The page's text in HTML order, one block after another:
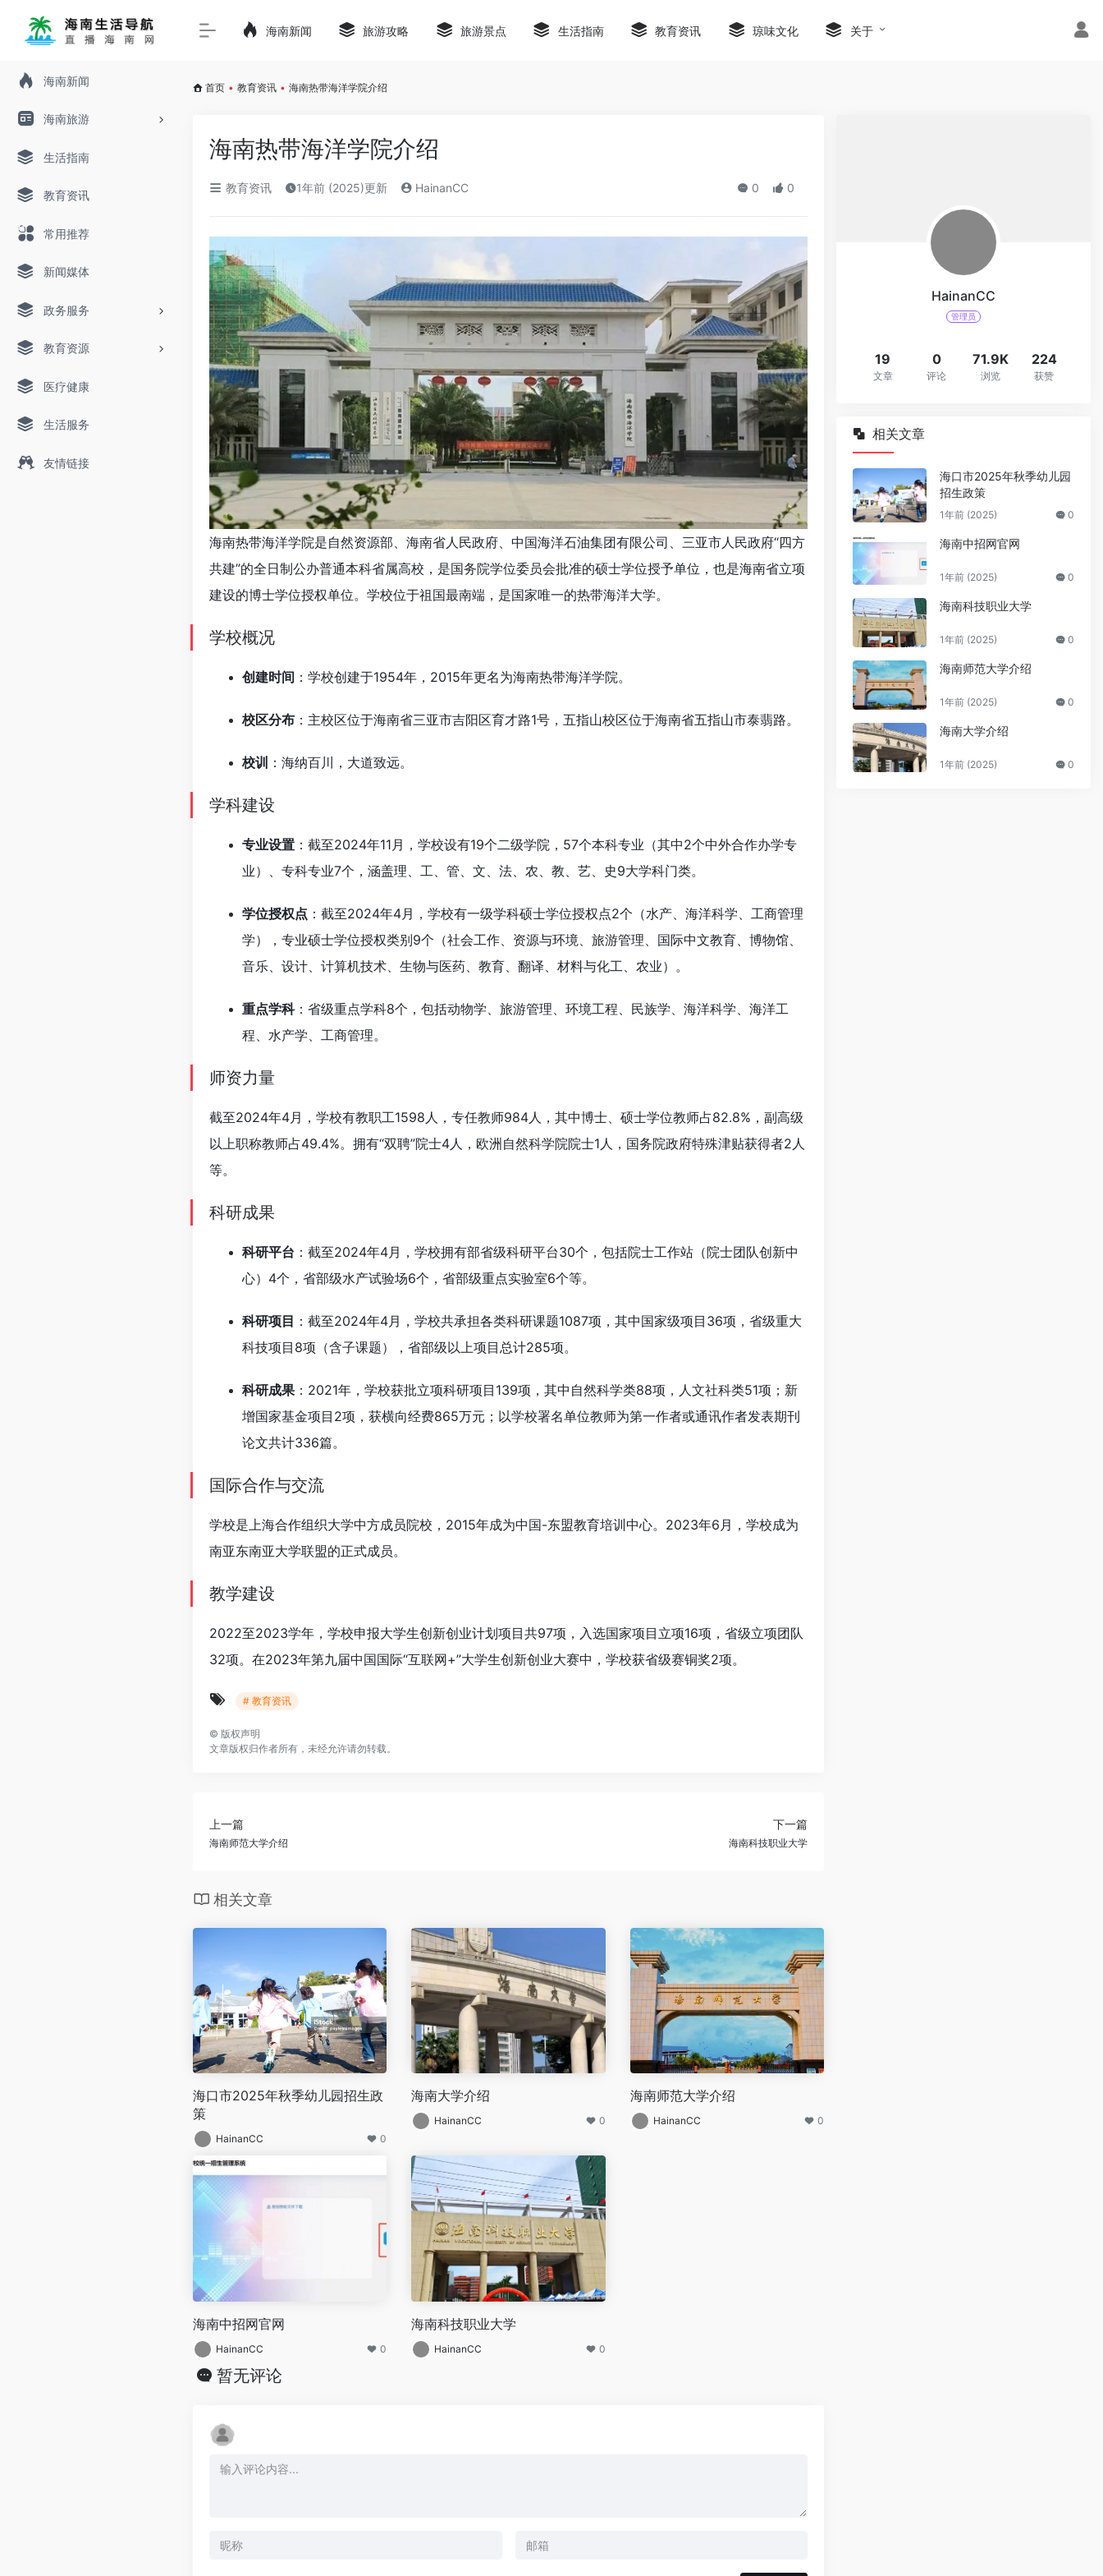
海南新闻
海南旅游
生活指南
教育资讯
常用推荐
新闻媒体
政务服务
教育资源
医疗健康
生活服务
友情链接
海南新闻 旅游攻略 旅游景点 生活指南 教育资讯 琼味文化 关于
首页 • 教育资讯 • 海南热带海洋学院介绍
海南热带海洋学院介绍
教育资讯 1年前 (2025)更新 HainanCC 0 0
海南热带海洋学院是自然资源部、海南省人民政府、中国海洋石油集团有限公司、三亚市人民政府“四方
共建”的全日制公办普通本科省属高校，是国务院学位委员会批准的硕士学位授予单位，也是海南省立项
建设的博士学位授权单位。学校位于祖国最南端，是国家唯一的热带海洋大学。
学校概况
创建时间 ：学校创建于1954年，2015年更名为海南热带海洋学院。
校区分布 ：主校区位于海南省三亚市吉阳区育才路1号，五指山校区位于海南省五指山市泰翡路。
校训 ：海纳百川，大道致远。
学科建设
专业设置 ：截至2024年11月，学校设有19个二级学院，57个本科专业（其中2个中外合作办学专
业）、专科专业7个，涵盖理、工、管、文、法、农、教、艺、史9大学科门类。
学位授权点 ：截至2024年4月，学校有一级学科硕士学位授权点2个（水产、海洋科学、工商管理
学），专业硕士学位授权类别9个（社会工作、资源与环境、旅游管理、国际中文教育、博物馆、
音乐、设计、计算机技术、生物与医药、教育、翻译、材料与化工、农业）。
重点学科：省级重点学科8个，包括动物学、旅游管理、环境工程、民族学、海洋科学、海洋工
程、水产学、工商管理。
师资力量
截至2024年4月，学校有教职工1598人，专任教师984人，其中博士、硕士学位教师占82.8%，副高级
以上职称教师占49.4%。拥有“双聘”院士4人，欧洲自然科学院院士1人，国务院政府特殊津贴获得者2人
等。
科研成果
科研平台 ：截至2024年4月，学校拥有部省级科研平台30个，包括院士工作站（院士团队创新中
心）4个，省部级水产试验场6个，省部级重点实验室6个等。
科研项目 ：截至2024年4月，学校共承担各类科研课题1087项，其中国家级项目36项，省级重大
科技项目8项（含子课题），省部级以上项目总计285项。
科研成果 ：2021年，学校获批立项科研项目139项，其中自然科学类88项，人文社科类51项；新
增国家基金项目2项，获横向经费865万元；以学校署名单位教师为第一作者或通讯作者发表期刊
论文共计336篇。
国际合作与交流
学校是上海合作组织大学中方成员院校，2015年成为中国-东盟教育培训中心。2023年6月，学校成为
南亚东南亚大学联盟的正式成员。
教学建设
2022至2023学年，学校申报大学生创新创业计划项目共97项，入选国家项目立项16项，省级立项团队
32项。在2023年第九届中国国际“互联网+”大学生创新创业大赛中，学校获省级赛铜奖2项。
# 教育资讯
© 版权声明
文章版权归作者所有，未经允许请勿转载。
上一篇
海南师范大学介绍
下一篇
海南科技职业大学
相关文章
海口市2025年秋季幼儿园招生政
策
HainanCC 0
海南大学介绍
HainanCC 0
海南师范大学介绍
HainanCC 0
海南中招网官网
HainanCC 0
海南科技职业大学
HainanCC 0
暂无评论
HainanCC
管理员
19
文章
0
评论
71.9K
浏览
224
获赞
相关文章
海口市2025年秋季幼儿园
招生政策
1年前 (2025) 0
海南中招网官网
1年前 (2025) 0
海南科技职业大学
1年前 (2025) 0
海南师范大学介绍
1年前 (2025) 0
海南大学介绍
1年前 (2025) 0